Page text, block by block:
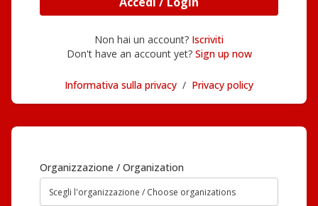
Non hai un account? Iscriviti
Don't have an account yet? Sign up now
Informativa sulla privacy / Privacy policy
Organizzazione / Organization